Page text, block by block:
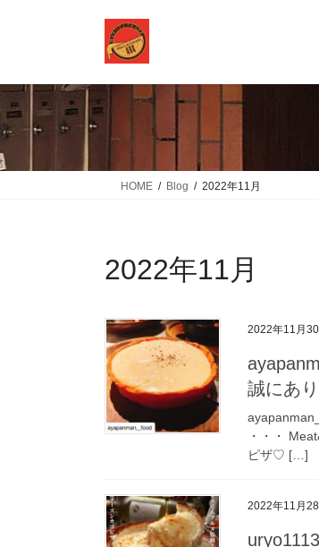
ツ
に
移
動
シ
ョ
ン
に
HOME Blog 2022年11月
2022年11月
2022年11月30
誠にあ
・・・
ピザ♡ […]
2022年11月28